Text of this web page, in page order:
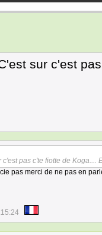
sur c'est
pas c'te fiotte de Koga....
pas merci de ne pas en